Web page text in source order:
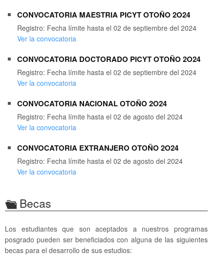
CONVOCATORIA MAESTRIA PICYT OTOÑO 2O24
Registro: Fecha límite hasta el 02 de septiembre del 2024
Ver la convocatoria
CONVOCATORIA DOCTORADO PICYT OTOÑO 2O24
Registro: Fecha límite hasta el 02 de septiembre del 2024
Ver la convocatoria
CONVOCATORIA NACIONAL OTOÑO 2O24
Registro: Fecha límite hasta el 02 de agosto del 2024
Ver la convocatoria
CONVOCATORIA EXTRANJERO OTOÑO 2O24
Registro: Fecha límite hasta el 02 de agosto del 2024
Ver la convocatoria
Becas
Los estudiantes que son aceptados a nuestros programas
posgrado pueden ser beneficiados con alguna de las siguientes
becas para el desarrollo de sus estudios: